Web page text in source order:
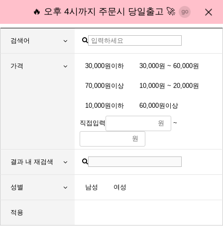
🔥 오후 4시까지 주문시 당일출고 🚀
검색어
가격 30,000원이하 30,000원 ~ 60,000원
70,000원이상 10,000원 ~ 20,000원
10,000원이하 60,000원이상
직접입력 원 ~
원
결과 내 재검색
성별 남성 여성
적용